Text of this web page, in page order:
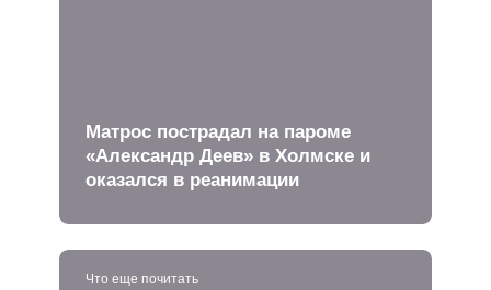
Матрос пострадал на пароме
«Александр Деев» в Холмске и
оказался в реанимации
Что еще почитать